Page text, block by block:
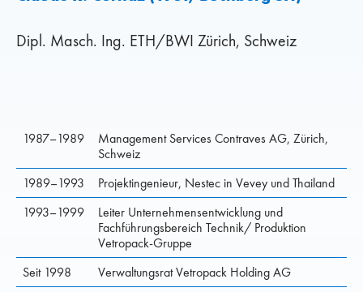
Dipl. Masch. Ing. ETH/BWI Zürich, Schweiz
1987–1989
Management Services Contraves AG, Zürich,
Schweiz
1989–1993
Projektingenieur, Nestec in Vevey und Thailand
1993–1999
Leiter Unternehmensentwicklung und
Fachführungsbereich Technik/ Produktion
Vetropack-Gruppe
Seit 1998
Verwaltungsrat Vetropack Holding AG